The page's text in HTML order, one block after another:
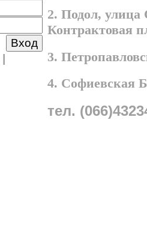
2. Подол,
Контрактовая
3.
4. Софиевская
тел.